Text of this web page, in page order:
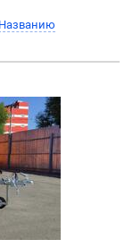
Названию